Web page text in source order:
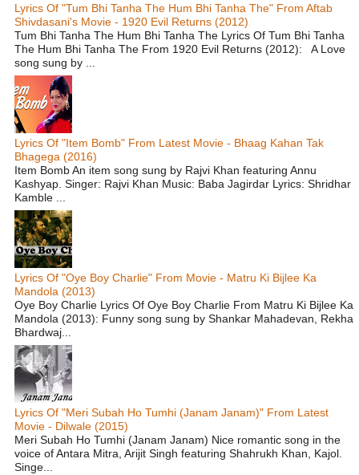
Lyrics Of "Tum Bhi Tanha The Hum Bhi Tanha The" From Aftab
Shivdasani's Movie - 1920 Evil Returns (2012)
Tum Bhi Tanha The Hum Bhi Tanha The Lyrics Of Tum Bhi Tanha
The Hum Bhi Tanha The From 1920 Evil Returns (2012): A Love
song sung by ...
Lyrics Of "Item Bomb" From Latest Movie - Bhaag Kahan Tak
Bhagega (2016)
Item Bomb An item song sung by Rajvi Khan featuring Annu
Kashyap. Singer: Rajvi Khan Music: Baba Jagirdar Lyrics: Shridhar
Kamble ...
Lyrics Of "Oye Boy Charlie" From Movie - Matru Ki Bijlee Ka
Mandola (2013)
Oye Boy Charlie Lyrics Of Oye Boy Charlie From Matru Ki Bijlee Ka
Mandola (2013): Funny song sung by Shankar Mahadevan, Rekha
Bhardwaj...
Lyrics Of "Meri Subah Ho Tumhi (Janam Janam)" From Latest
Movie - Dilwale (2015)
Meri Subah Ho Tumhi (Janam Janam) Nice romantic song in the
voice of Antara Mitra, Arijit Singh featuring Shahrukh Khan, Kajol.
Singe...